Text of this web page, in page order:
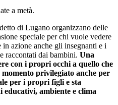
a metà.
di Lugano organizzano delle
speciale per chi vuole vedere
azione anche gli insegnanti e i
raccontati dai bambini. Una
con i propri occhi a quello che
momento privilegiato anche per
per i propri figli e sta
ambiente e clima